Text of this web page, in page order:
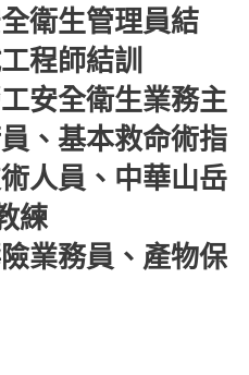
衛生管理員結
程師結訓
安全衛生業務主
、基本救命術指
人員、中華山岳
練
業務員、產物保